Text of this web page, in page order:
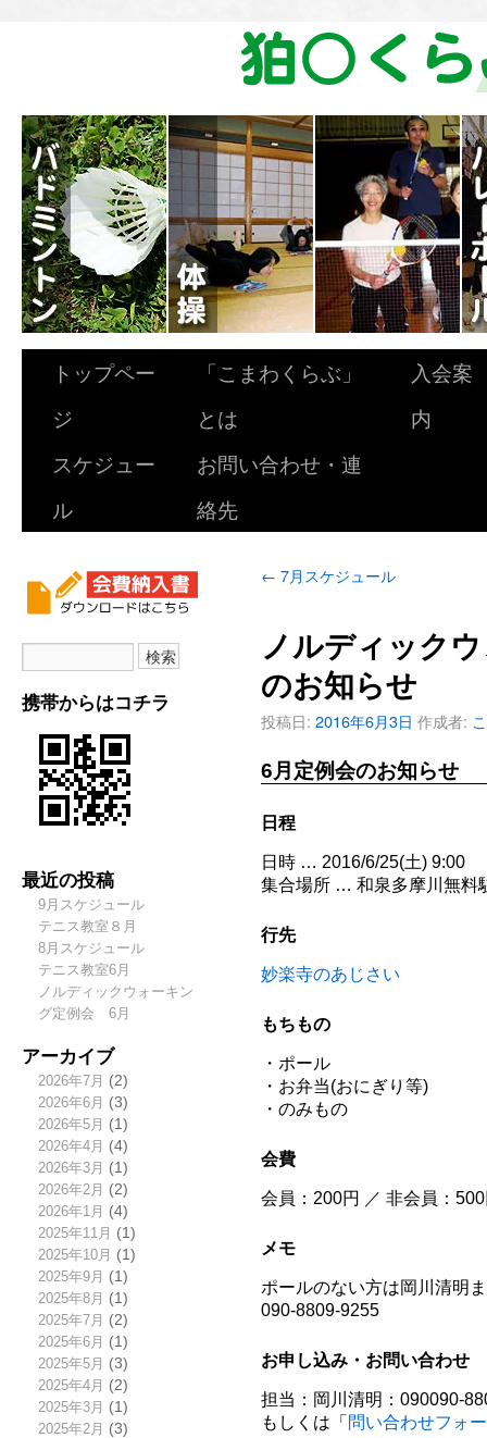
トップペー
ジ
「こまわくらぶ」
とは
入会案
内
スケジュー
ル
お問い合わせ・連
絡先
携帯からはコチラ
最近の投稿
9月スケジュール
テニス教室８月
8月スケジュール
テニス教室6月
ノルディックウォーキン
グ定例会 6月
アーカイブ
2026年7月 (2)
2026年6月 (3)
2026年5月 (1)
2026年4月 (4)
2026年3月 (1)
2026年2月 (2)
2026年1月 (4)
2025年11月 (1)
2025年10月 (1)
2025年9月 (1)
2025年8月 (1)
2025年7月 (2)
2025年6月 (1)
2025年5月 (3)
2025年4月 (2)
2025年3月 (1)
2025年2月 (3)
← 7月スケジュール
ノルディック
のお知らせ
投稿日: 2016年6月3日 作成者:
6月定例会のお知らせ
日程
日時 … 2016/6/25(土) 9:00
集合場所 … 和泉多摩川無料
行先
妙楽寺のあじさい
もちもの
・ポール
・お弁当(おにぎり等)
・のみもの
会費
会員：200円 ／ 非会員：
メモ
ポールのない方は岡川清明
090-8809-9255
お申し込み・お問い合わせ
担当：岡川清明：090090-
もしくは「問い合わせフォ